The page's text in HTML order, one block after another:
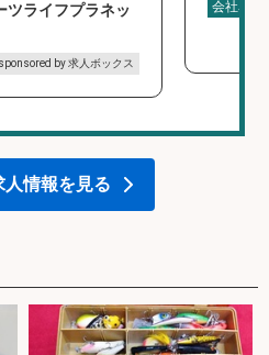
ツライフプラネッ
sponsored by 求人ボックス
会社名
人情報を見る